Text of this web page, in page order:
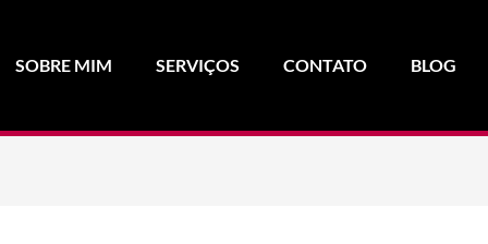
SOBRE MIM SERVIÇOS CONTATO BLOG